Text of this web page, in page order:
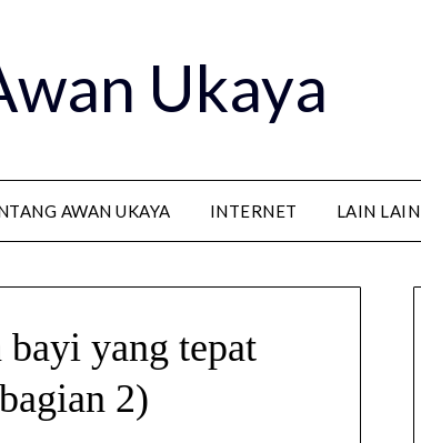
Ukaya
AWAN UKAYA INTERNET LAIN LAIN
yang tepat
2)